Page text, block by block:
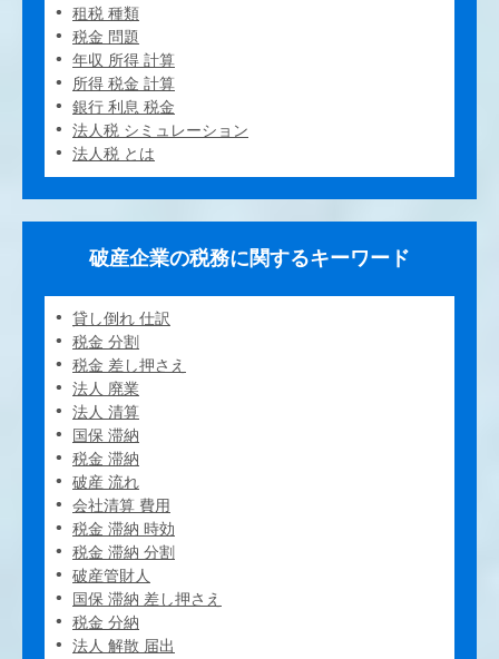
租税 種類
税金 問題
年収 所得 計算
所得 税金 計算
銀行 利息 税金
法人税 シミュレーション
法人税 とは
破産企業の税務に関するキーワード
貸し倒れ 仕訳
税金 分割
税金 差し押さえ
法人 廃業
法人 清算
国保 滞納
税金 滞納
破産 流れ
会社清算 費用
税金 滞納 時効
税金 滞納 分割
破産管財人
国保 滞納 差し押さえ
税金 分納
法人 解散 届出